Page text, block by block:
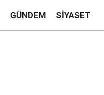
GÜNDEM SIYASET